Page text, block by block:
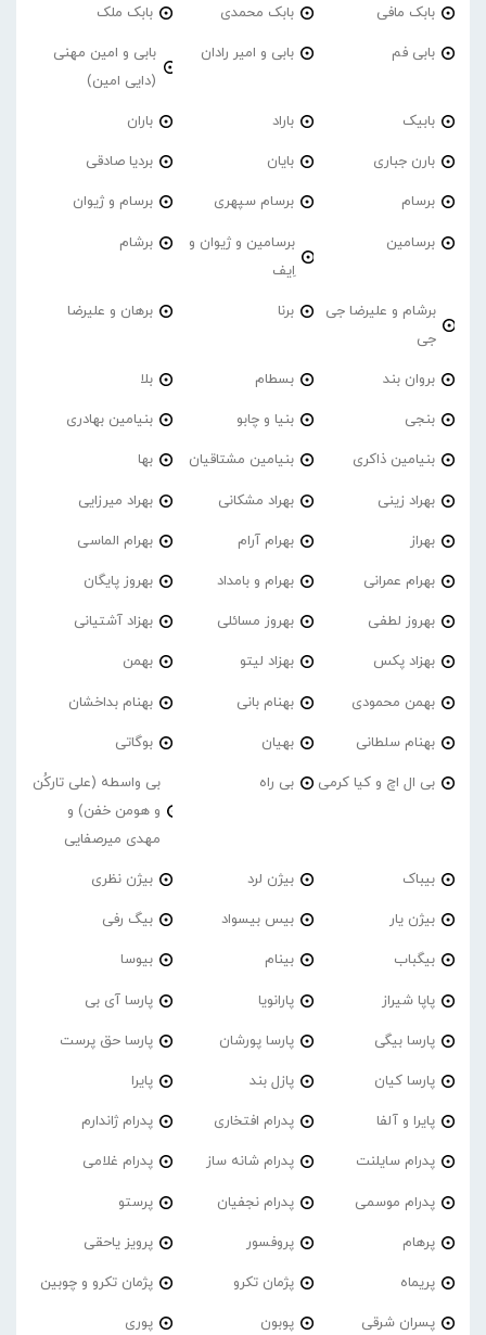
بابک مافی بابک محمدی بابک ملک
بابی فم بابی و امیر رادان
بابی و امین مهنی
(دایی امین)
بابیک باراد باران
بارن جباری بایان بردیا صادقی
برسام برسام سپهری برسام و ژیوان
برسامین
برسامین و ژیوان و
اِیف
برشام
برشام و علیرضا جی
جی
برنا برهان و علیرضا
بروان بند بسطام بلا
بنجی بنیا و چابو بنیامین بهادری
بنیامین ذاکری بنیامین مشتاقیان بها
بهراد زینی بهراد مشکانی بهراد میرزایی
بهراز بهرام آرام بهرام الماسی
بهرام عمرانی بهرام و بامداد بهروز پایگان
بهروز لطفی بهروز مسائلی بهزاد آشتیانی
بهزاد پکس بهزاد لیتو بهمن
بهمن محمودی بهنام بانی بهنام بداخشان
بهنام سلطانی بهیان بوگاتی
بی ال اچ و کیا کرمی بی راه
بی واسطه (علی تارکُن
و هومن خفن) و
مهدی میرصفایی
بیباک بیژن لرد بیژن نظری
بیژن یار بیس بیسواد بیگ رفی
بیگباب بینام بیوسا
پاپا شیراز پارانویا پارسا آی بی
پارسا بیگی پارسا پورشان پارسا حق پرست
پارسا کیان پازل بند پایرا
پایرا و آلفا پدرام افتخاری پدرام ژاندارم
پدرام‌ سایلنت پدرام شانه ساز پدرام غلامی
پدرام موسمی پدرام نجفیان پرستو
پرهام پروفسور پرویز یاحقی
پریماه پژمان تکرو پژمان تکرو و چوبین
پسران شرقی پوبون پوری